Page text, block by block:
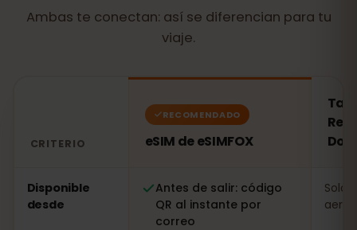
Ambas te conectan: así se diferencian para tu
viaje.
CRITERIO
RECOMENDADO
eSIM de eSIMFOX
Disponible
desde
Antes de salir: código
QR al instante por
correo
Solo